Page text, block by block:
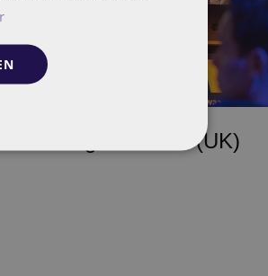
Brighton SEO (UK)